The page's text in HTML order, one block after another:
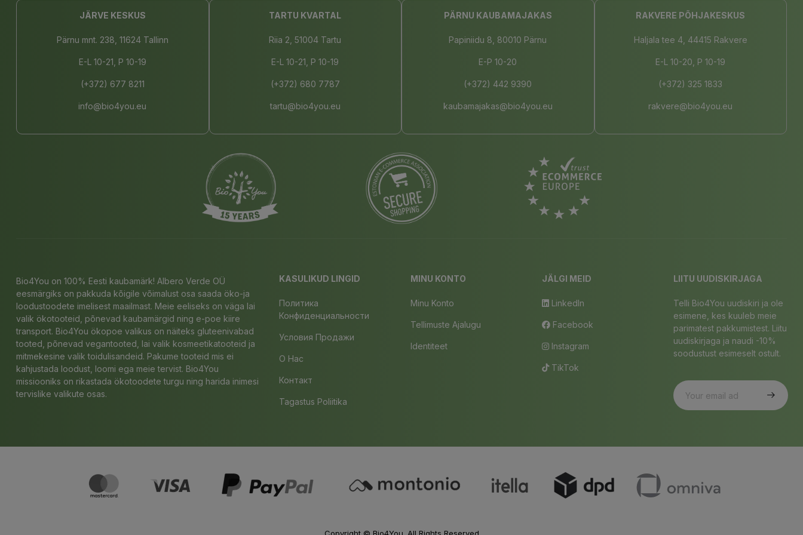
JÄRVE KESKUS
Pärnu mnt. 238, 11624 Tallinn
E-L 10-21, P 10-19
(+372) 677 8211
info@bio4you.eu
TARTU KVARTAL
Riia 2, 51004 Tartu
E-L 10-21, P 10-19
(+372) 680 7787
tartu@bio4you.eu
PÄRNU KAUBAMAJAKAS
Papiniidu 8, 80010 Pärnu
E-P 10-20
(+372) 442 9390
kaubamajakas@bio4you.eu
RAKVERE PÕHJAKESKUS
Haljala tee 4, 44415 Rakvere
E-L 10-20, P 10-19
(+372) 325 1833
rakvere@bio4you.eu
Bio4You on 100% Eesti kaubamärk! Albero Verde OÜ
eesmärgiks on pakkuda kõigile võimalust osa saada öko-ja
loodustoodete imelisest maailmast. Meie eeliseks on väga lai
valik ökotooteid, põnevad kaubamärgid ning e-poe kiire
transport. Bio4You ökopoe valikus on näiteks gluteenivabad
tooted, põnevad vegantooted, lai valik kosmeetikatooteid ja
mitmekesine valik toidulisandeid. Pakume tooteid mis ei
kahjustada loodust, loomi ega meie tervist. Bio4You
missiooniks on rikastada ökotoodete turgu ning harida inimesi
tervislike valikute osas.
KASULIKUD LINGID
Политика
Конфиденциальности
Условия Продажи
О Нас
Контакт
Tagastus Poliitika
MINU KONTO
Minu Konto
Tellimuste Ajalugu
Identiteet
JÄLGI MEID
LinkedIn
Facebook
Instagram
TikTok
LIITU UUDISKIRJAGA
Telli Bio4You uudiskiri ja ole
esimene, kes kuuleb meie
parimatest pakkumistest. Liitu
uudiskirjaga ja naudi -10%
soodustust esimeselt ostult.